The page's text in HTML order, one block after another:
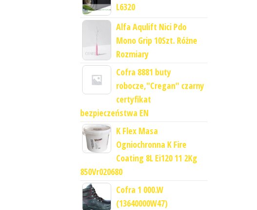
L6320
Alfa Aqulift Nici Pdo
Mono Grip 10Szt. Różne
Rozmiary
Cofra 8881 buty
robocze,"Cregan" czarny
certyfikat
bezpieczeństwa EN
K Flex Masa
Ogniochronna K Fire
Coating 8L Ei120 11 2Kg
850Vr020680
Cofra 1 000.W
(13640000W47)